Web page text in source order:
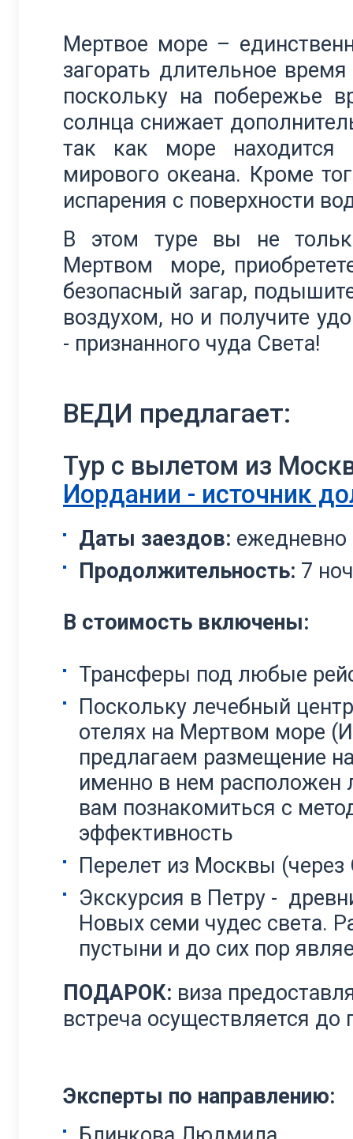
Мертвое море –
загорать длительное
поскольку на побережье
солнца снижает
так как море
мирового океана. Кроме
испарения с поверхности
В этом туре вы не
Мертвом море,
безопасный загар,
воздухом, но и получите
- признанного чуда Света!
ВЕДИ предлагает:
Тур с вылетом из
Иордании - источник
Даты заездов: ежедневно
Продолжительность: 7
В стоимость включены:
Трансферы под любые
Поскольку лечебный
отелях на Мертвом море
предлагаем размещение
именно в нем расположен
вам познакомиться с
эффективность
Перелет из Москвы (через
Экскурсия в Петру -
Новых семи чудес света.
пустыни и до сих пор
ПОДАРОК: виза
встреча осуществляется до
Эксперты по направлению: